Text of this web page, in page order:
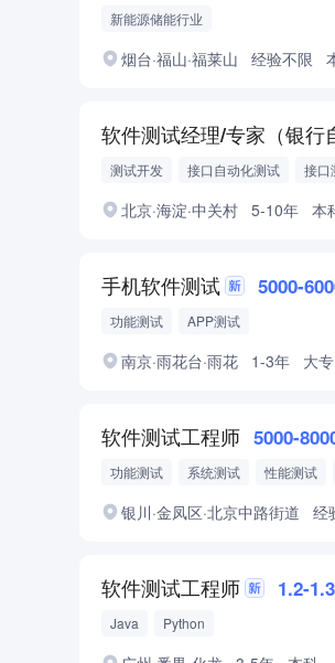
新能源储能行业
烟台·福山·福莱山 经验不限
软件测试经理/专家（银行
测试开发 接口自动化测试 接口
北京·海淀·中关村 5-10年 本
手机软件测试 5000-
功能测试 APP测试
南京·雨花台·雨花 1-3年 大专
软件测试工程师 5000-
功能测试 系统测试 性能测试
银川·金凤区·北京中路街道 经
软件测试工程师 1.2-
Java Python